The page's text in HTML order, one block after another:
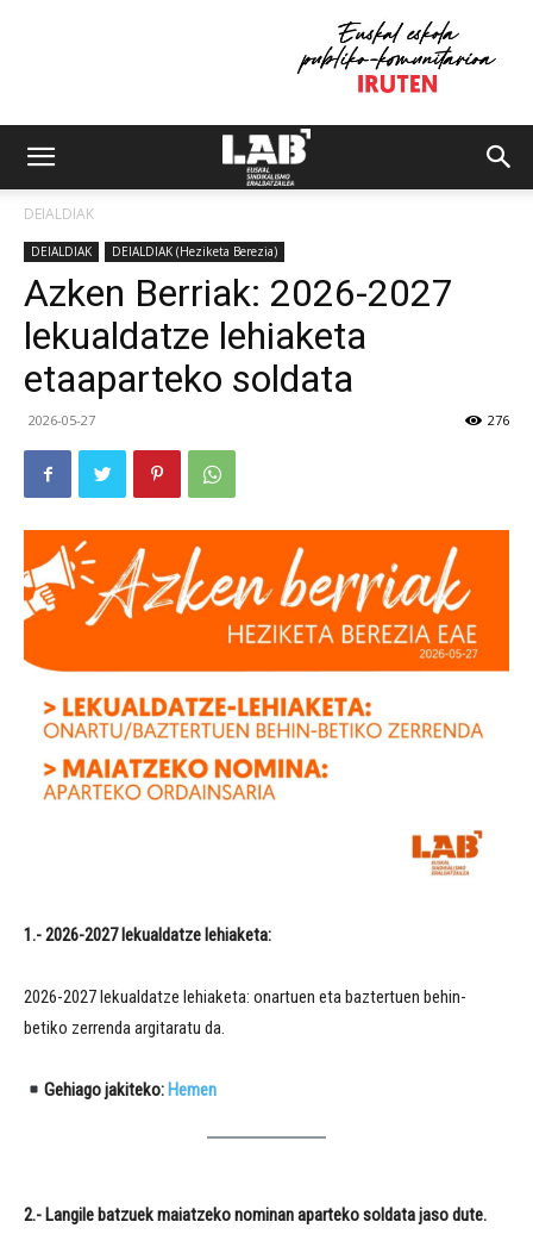
DEIALDIAK
DEIALDIAK DEIALDIAK (Heziketa Berezia)
Azken Berriak: 2026-2027
lekualdatze lehiaketa
etaaparteko soldata
2026-05-27 276
1.- 2026-2027 lekualdatze lehiaketa:
2026-2027 lekualdatze lehiaketa: onartuen eta baztertuen behin-
betiko zerrenda argitaratu da.
Gehiago jakiteko: Hemen
2.- Langile batzuek maiatzeko nominan aparteko soldata jaso dute.